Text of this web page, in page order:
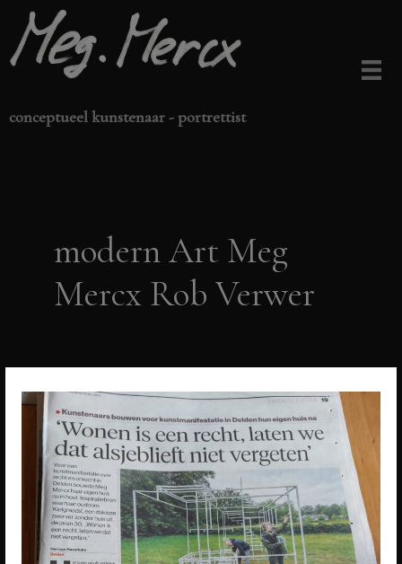
naar
de
conceptueel kunstenaar - portrettist
modern Art Meg
Mercx Rob Verwer